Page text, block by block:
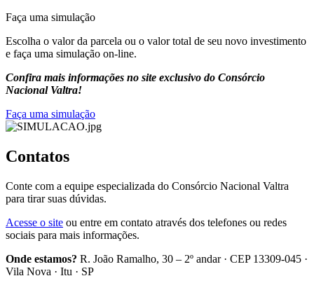
Faça uma simulação
Escolha o valor da parcela ou o valor total de seu novo investimento
e faça uma simulação on-line.
Confira mais informações no site exclusivo do Consórcio
Nacional Valtra!
Faça uma simulação
Contatos
Conte com a equipe especializada do Consórcio Nacional Valtra
para tirar suas dúvidas.
Acesse o site ou entre em contato através dos telefones ou redes
sociais para mais informações.
Onde estamos? R. João Ramalho, 30 – 2º andar · CEP 13309-045 ·
Vila Nova · Itu · SP